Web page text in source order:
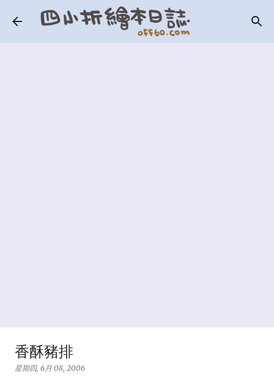
跳到主要內容
香酥豬排
星期四, 6月 08, 2006